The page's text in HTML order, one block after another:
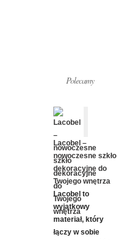
Polecamy
Lacobel –
nowoczesne szkło
dekoracyjne do
Twojego wnętrza
Lacobel to
wyjątkowy
materiał, który
łączy w sobie